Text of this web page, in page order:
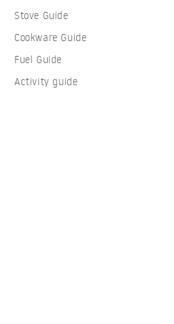
Stove Guide
Cookware Guide
Fuel Guide
Activity guide